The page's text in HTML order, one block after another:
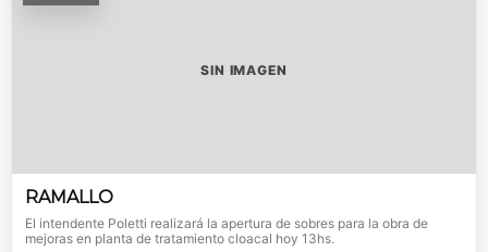
SIN IMAGEN
RAMALLO
El intendente Poletti realizará la apertura de sobres para la obra de
mejoras en planta de tratamiento cloacal hoy 13hs.